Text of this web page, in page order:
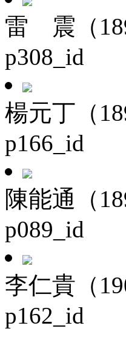
雷 震（
p308_id
楊元丁（
p166_id
陳能通（
p089_id
李仁貴（
p162_id